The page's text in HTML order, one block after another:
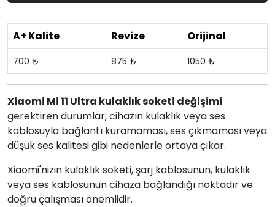
A+ Kalite Revize Orijinal
700 ₺ 875 ₺ 1050 ₺
Xiaomi Mi 11 Ultra kulaklık soketi değişimi
gerektiren durumlar, cihazın kulaklık veya ses
kablosuyla bağlantı kuramaması, ses çıkmaması veya
düşük ses kalitesi gibi nedenlerle ortaya çıkar.
Xiaomi'nizin kulaklık soketi, şarj kablosunun, kulaklık
veya ses kablosunun cihaza bağlandığı noktadır ve
doğru çalışması önemlidir.